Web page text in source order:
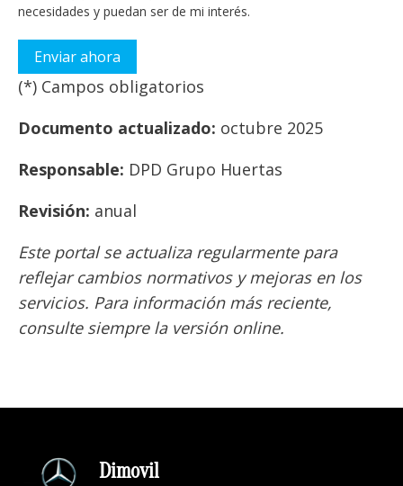
necesidades y puedan ser de mi interés.
(*) Campos obligatorios
Por favor, deja este campo vacío.
Documento actualizado: octubre 2025
Responsable: DPD Grupo Huertas
Revisión: anual
Este portal se actualiza regularmente para
reflejar cambios normativos y mejoras en los
servicios. Para información más reciente,
consulte siempre la versión online.
Dimovil